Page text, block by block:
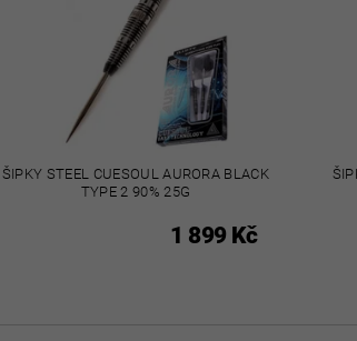
ŠIPKY STEEL CUESOUL AURORA BLACK
TYPE 2 90% 25G
1 899 Kč